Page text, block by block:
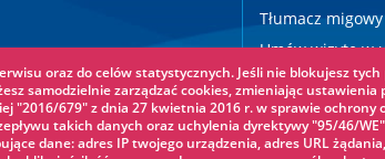
Tłumacz
Umów wizytę w
Drogi »
oraz do celów statystycznych. Jeśli nie blokujesz
samodzielnie zarządzać cookies, zmieniając ustawienia
"2016/679" z dnia 27 kwietnia 2016 r. w sprawie ochrony
takich danych oraz uchylenia dyrektywy "95/46/
dane: adres IP twojego urządzenia, adres URL